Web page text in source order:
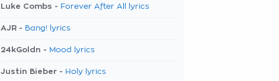
Luke Combs - Forever After All lyrics
AJR - Bang! lyrics
24kGoldn - Mood lyrics
Justin Bieber - Holy lyrics